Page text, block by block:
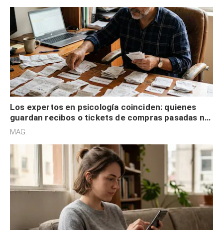
Los expertos en psicología coinciden: quienes
guardan recibos o tickets de compras pasadas no
son acumuladores, sino que tienen necesidad de
MAG.